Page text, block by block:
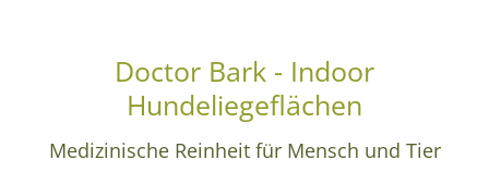
Doctor Bark - Indoor
Hundeliegeflächen
Medizinische Reinheit für Mensch und Tier